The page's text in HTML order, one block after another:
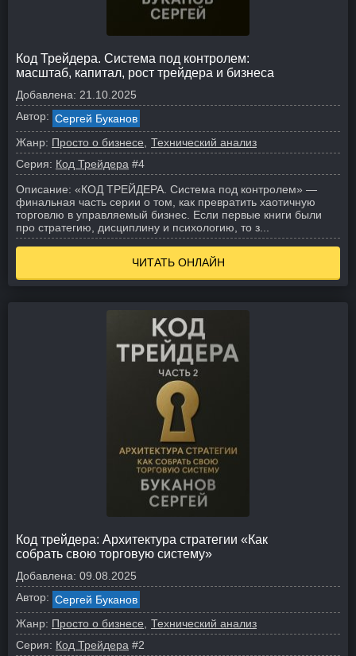
Код Трейдера. Система под контролем:
масштаб, капитал, рост трейдера и бизнеса
Добавлена: 21.10.2025
Автор: Сергей Буканов
Жанр: Просто о бизнесе
Технический анализ
Серия: Код Трейдера #4
Описание: «КОД ТРЕЙДЕРА. Система под контролем» —
финальная часть серии о том, как превратить хаотичную
торговлю в управляемый бизнес. Если первые книги были
про стратегию, дисциплину и психологию, то з...
ЧИТАТЬ ОНЛАЙН
Код трейдера: Архитектура стратегии «Как
собрать свою торговую систему»
Добавлена: 09.08.2025
Автор: Сергей Буканов
Жанр: Просто о бизнесе
Технический анализ
Серия: Код Трейдера #2